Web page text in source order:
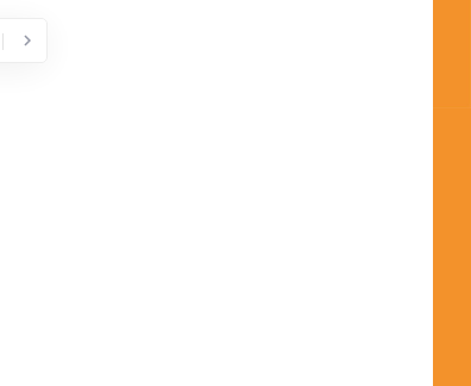
chevron_right